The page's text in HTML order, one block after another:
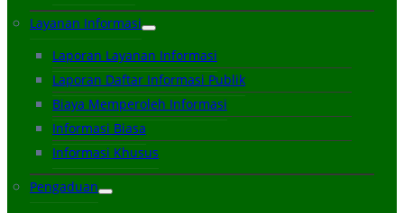
Layanan Informasi
Laporan Layanan Informasi
Laporan Daftar Informasi Publik
Biaya Memperoleh Informasi
Informasi Biasa
Informasi Khusus
Pengaduan